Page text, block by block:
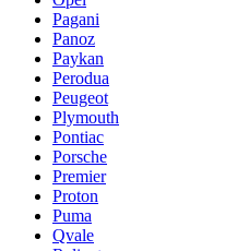
Pagani
Panoz
Paykan
Perodua
Peugeot
Plymouth
Pontiac
Porsche
Premier
Proton
Puma
Qvale